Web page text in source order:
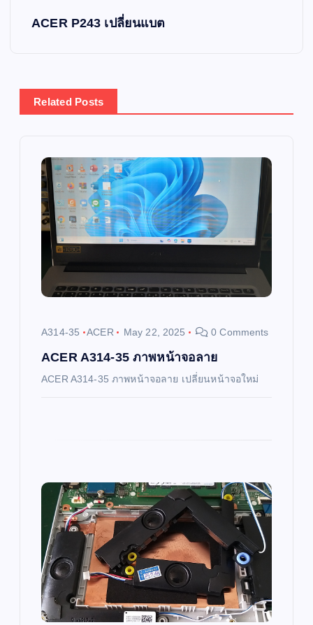
n
a
ACER P243 เปลี่ยนแบต
Related Posts
A314-35 ACER May 22, 2025 0 Comments
ACER A314-35 ภาพหน้าจอลาย
ACER A314-35 ภาพหน้าจอลาย เปลี่ยนหน้าจอใหม่